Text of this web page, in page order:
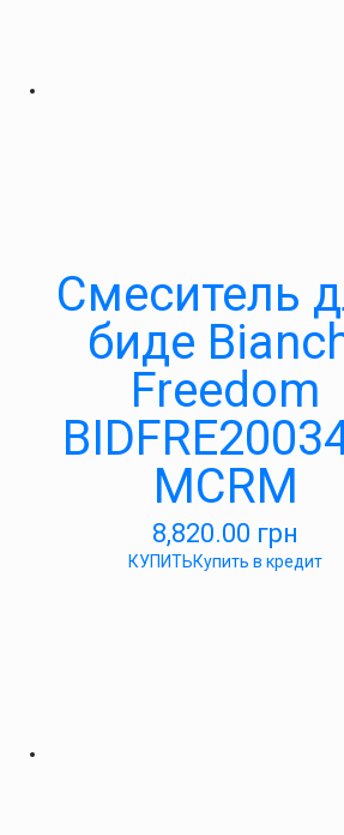
Смеситель
биде
Freedom
MCRM
8,820.00 грн
КУПИТЬКупить в кредит